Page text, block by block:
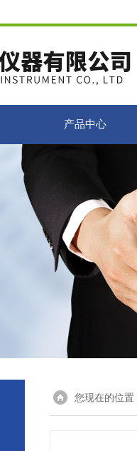
产品中心
您现在的位置